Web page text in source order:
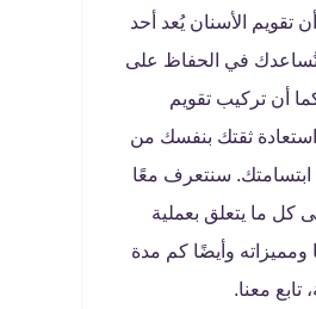
أن تقويم الأسنان يُعد أحد
تُساعدك في الحفاظ على
أن تركيب تقويم
ثقتك بنفسك من
ابتسامتك. سنتعرف معًا
كل ما يتعلق بعملية
ومميزاته وأيضًا كم مدة
تابع معنا.